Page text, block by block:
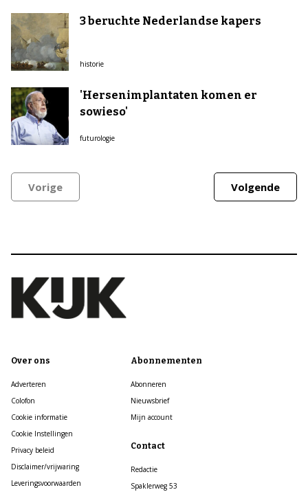
3 beruchte Nederlandse kapers
historie
'Hersenimplantaten komen er
sowieso'
futurologie
Vorige Volgende
Over ons
Adverteren
Colofon
Cookie informatie
Cookie Instellingen
Privacy beleid
Disclaimer/vrijwaring
Leveringsvoorwaarden
Abonnementen
Abonneren
Nieuwsbrief
Mijn account
Contact
Redactie
Spaklerweg 53